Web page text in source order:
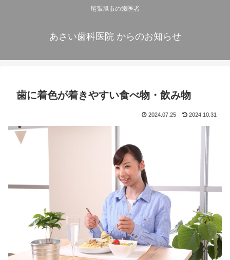
尾張旭市の歯医者
あさい歯科医院 からのお知らせ
歯に着色が着きやすい食べ物・飲み物
2024.07.25 2024.10.31